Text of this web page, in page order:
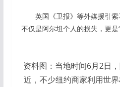
英国《卫报》等外媒援引索
不仅是阿尔坦个人的损失，更是
资料图：当地时间6月2日
近，不少纽约商家利用世